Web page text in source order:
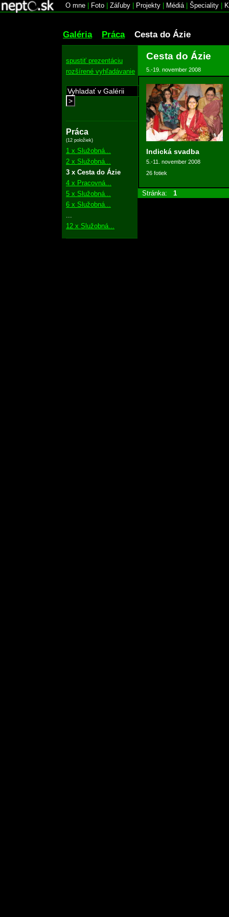
O mne Foto Záľuby Projekty Médiá| Špeciality
Galéria Práca Cesta do Ázie
spustiť prezentáciu
rozšírené vyhľadávanie
>
Práca
(12 položiek)
1 x Služobná...
2 x Služobná...
3 x Cesta do Ázie
4 x Pracovná...
5 x Služobná...
6 x Služobná...
12 x Služobná...
Cesta do Ázie
5.-19. november 2008
Indická svadba
5.-11. november 2008
26 fotiek
Stránka: 1